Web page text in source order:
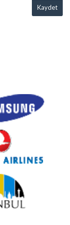
Kaydet